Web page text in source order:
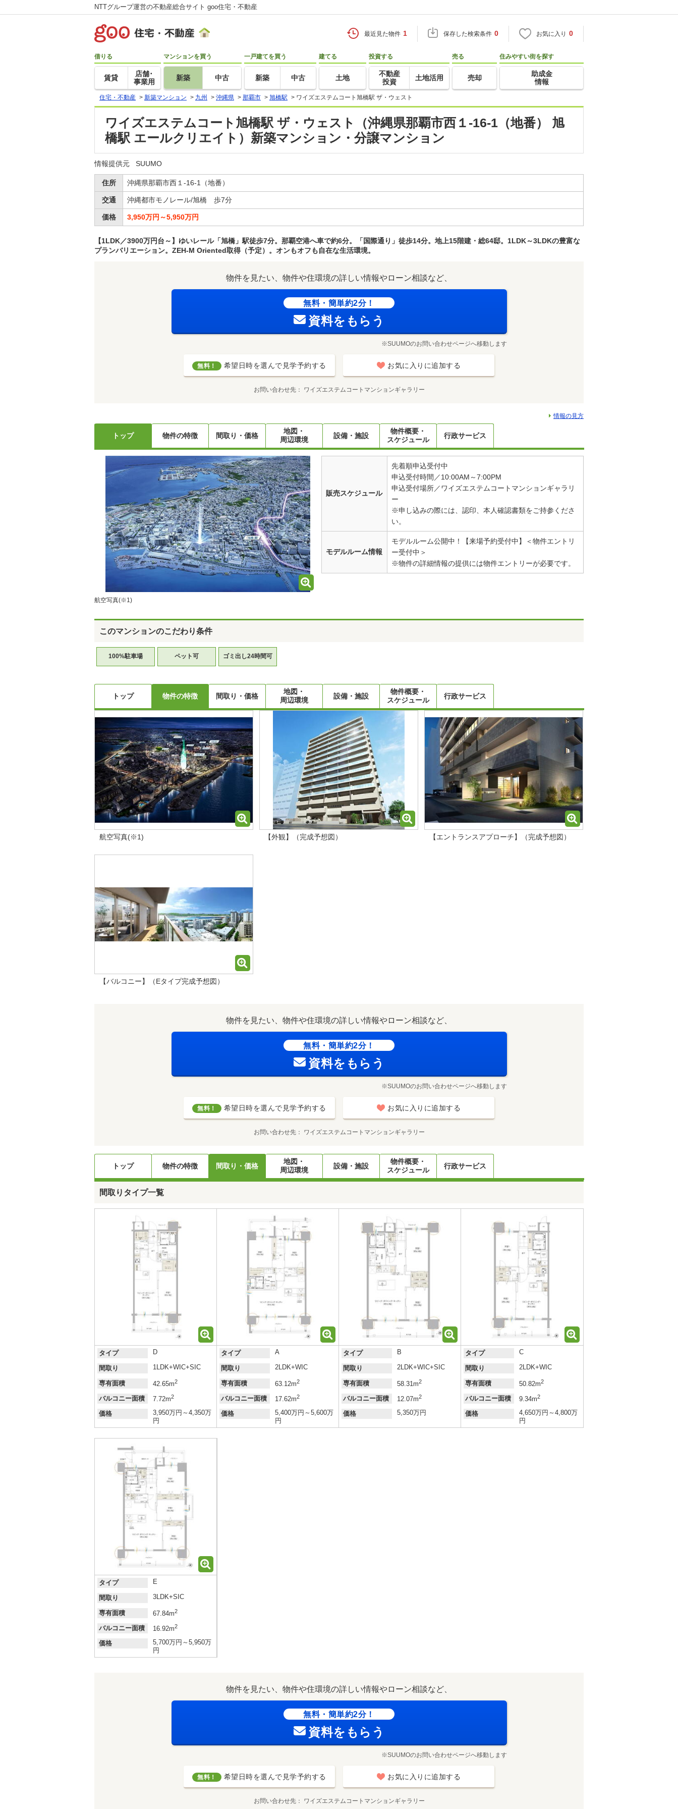
NTTグループ運営の不動産総合サイト goo住宅・不動産
最近見た物件 1 保存した検索条件 0 お気に入り 0
借りる
賃貸
店舗･
事業用
マンションを買う
新築 中古
一戸建てを買う
新築 中古
建てる
土地
投資する
不動産
投資
土地活用
売る
売却
住みやすい街を探す
助成金
情報
住宅・不動産 > 新築マンション > 九州 > 沖縄県 > 那覇市 > 旭橋駅 > ワイズエステムコート旭橋駅 ザ・ウェスト
ワイズエステムコート旭橋駅 ザ・ウェスト（沖縄県那覇市西１-16-1（地番） 旭
橋駅 エールクリエイト）新築マンション・分譲マンション
情報提供元 SUUMO
住所 沖縄県那覇市西１-16-1（地番）
交通 沖縄都市モノレール/旭橋 歩7分
価格 3,950万円～5,950万円
【1LDK／3900万円台～】ゆいレール「旭橋」駅徒歩7分。那覇空港へ車で約6分。「国際通り」徒歩14分。地上15階建・総64邸。1LDK～3LDKの豊富な
プランバリエーション。ZEH-M Oriented取得（予定）。オンもオフも自在な生活環境。
物件を見たい、物件や住環境の詳しい情報やローン相談など、
無料・簡単約2分！
資料をもらう
※SUUMOのお問い合わせページへ移動します
無料！ 希望日時を選んで見学予約する お気に入りに追加する
お問い合わせ先 ワイズエステムコートマンションギャラリー
情報の見方
トップ 物件の特徴 間取り・価格
地図・
周辺環境
設備・施設
物件概要・
スケジュール
行政サービス
航空写真(※1)
販売スケジュール
先着順申込受付中
申込受付時間／10:00AM～7:00PM
申込受付場所／ワイズエステムコートマンションギャラリ
ー
※申し込みの際には、認印、本人確認書類をご持参くださ
い。
モデルルーム情報
モデルルーム公開中！【来場予約受付中】＜物件エントリ
ー受付中＞
※物件の詳細情報の提供には物件エントリーが必要です。
このマンションのこだわり条件
100%駐車場 ペット可 ゴミ出し24時間可
トップ 物件の特徴 間取り・価格
地図・
周辺環境
設備・施設
物件概要・
スケジュール
行政サービス
航空写真(※1) 【外観】（完成予想図） 【エントランスアプローチ】（完成予想図）
【バルコニー】（Eタイプ完成予想図）
物件を見たい、物件や住環境の詳しい情報やローン相談など、
無料・簡単約2分！
資料をもらう
※SUUMOのお問い合わせページへ移動します
無料！ 希望日時を選んで見学予約する お気に入りに追加する
お問い合わせ先 ワイズエステムコートマンションギャラリー
トップ 物件の特徴 間取り・価格
地図・
周辺環境
設備・施設
物件概要・
スケジュール
行政サービス
間取りタイプ一覧
タイプ D
間取り 1LDK+WIC+SIC
専有面積 42.65m2
バルコニー面積 7.72m2
価格
3,950万円～4,350万
円
タイプ A
間取り 2LDK+WIC
専有面積 63.12m2
バルコニー面積 17.62m2
価格
5,400万円～5,600万
円
タイプ B
間取り 2LDK+WIC+SIC
専有面積 58.31m2
バルコニー面積 12.07m2
価格 5,350万円
タイプ C
間取り 2LDK+WIC
専有面積 50.82m2
バルコニー面積 9.34m2
価格
4,650万円～4,800万
円
タイプ E
間取り 3LDK+SIC
専有面積 67.84m2
バルコニー面積 16.92m2
価格
5,700万円～5,950万
円
物件を見たい、物件や住環境の詳しい情報やローン相談など、
無料・簡単約2分！
資料をもらう
※SUUMOのお問い合わせページへ移動します
無料！ 希望日時を選んで見学予約する お気に入りに追加する
お問い合わせ先 ワイズエステムコートマンションギャラリー